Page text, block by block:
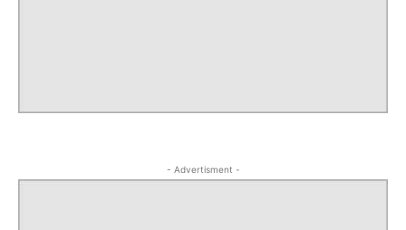
- Advertisment -